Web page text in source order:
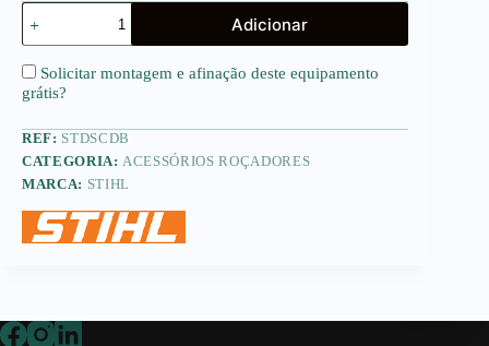
Quantidade
de
Disco
serra
circular
com
em
bico
Adicionar
Solicitar montagem e afinação deste equipamento
grátis?
REF: STDSCDB
CATEGORIA:ACESSÓRIOS ROÇADORES
MARCA: STIHL